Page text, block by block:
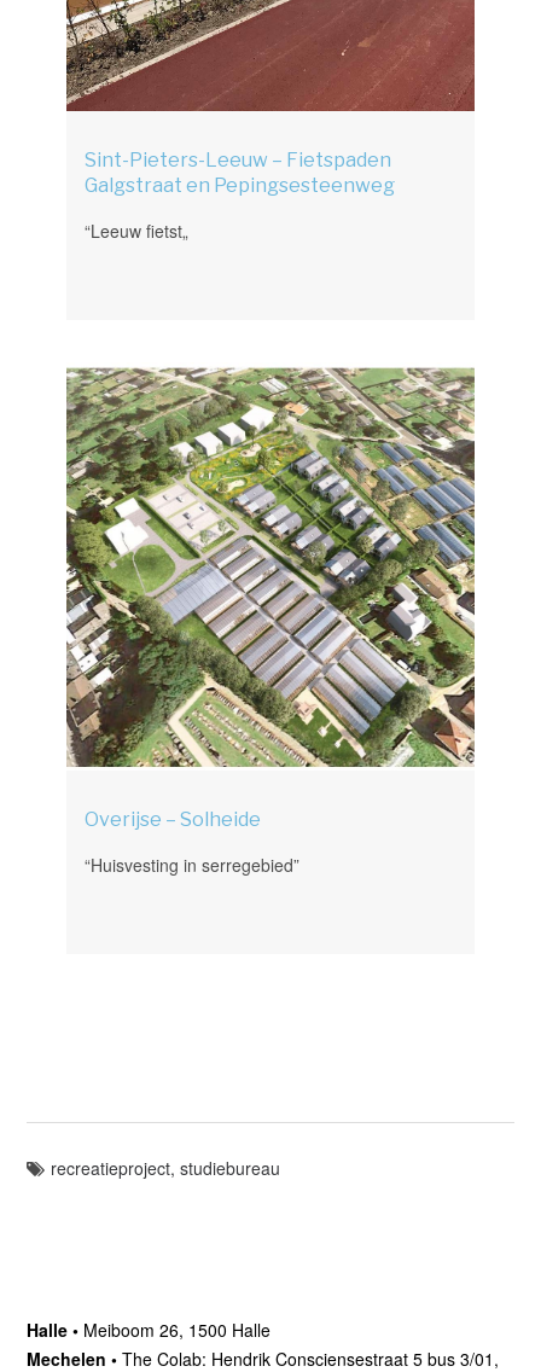
Sint-Pieters-Leeuw – Fietspaden
Galgstraat en Pepingsesteenweg
“Leeuw fietst„
Overijse – Solheide
“Huisvesting in serregebied”
recreatieproject,studiebureau
Halle • Meiboom 26, 1500 Halle
Mechelen •The Colab: Hendrik Consciensestraat 5 bus 3/01,